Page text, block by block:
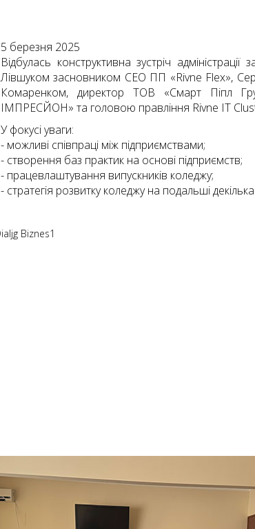
5 березня 2025
Відбулась конструктивна зустріч
Лівшуком засновником CEO ПП «Rivne Flex»,
Комаренком, директор ТОВ «Смарт Піпл
ІМПРЕСЙОН» та головою правління Rivne IT
У фокусі уваги:
- можливі співпраці між підприємствами;
- створення баз практик на основі підприємств;
- працевлаштування випускників коледжу;
- стратегія розвитку коледжу на подальші декілька